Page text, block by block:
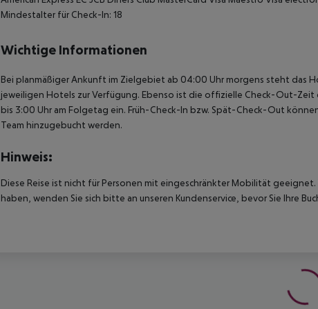
Mindestalter für Check-In: 18
Wichtige Informationen
Bei planmäßiger Ankunft im Zielgebiet ab 04:00 Uhr morgens steht das
jeweiligen Hotels zur Verfügung. Ebenso ist die offizielle Check-Out-Zeit
bis 3:00 Uhr am Folgetag ein. Früh-Check-In bzw. Spät-Check-Out
Team hinzugebucht werden.
Hinweis:
Diese Reise ist nicht für Personen mit eingeschränkter Mobilität
haben, wenden Sie sich bitte an unseren Kundenservice, bevor Sie Ihre